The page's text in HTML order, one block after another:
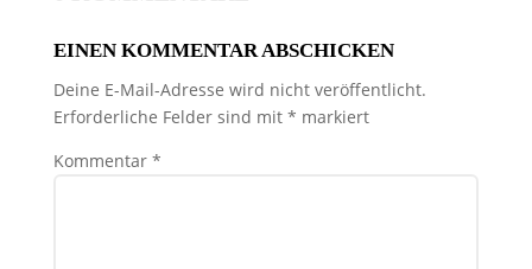
EINEN KOMMENTAR ABSCHICKEN
Deine E-Mail-Adresse wird nicht veröffentlicht.
Erforderliche Felder sind mit * markiert
Kommentar *